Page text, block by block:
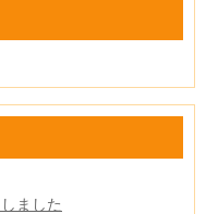
ました